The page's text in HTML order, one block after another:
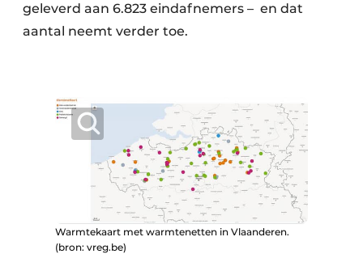
geleverd aan 6.823 eindafnemers – en dat
aantal neemt verder toe.
Warmtekaart met warmtenetten in Vlaanderen.
(bron: vreg.be)